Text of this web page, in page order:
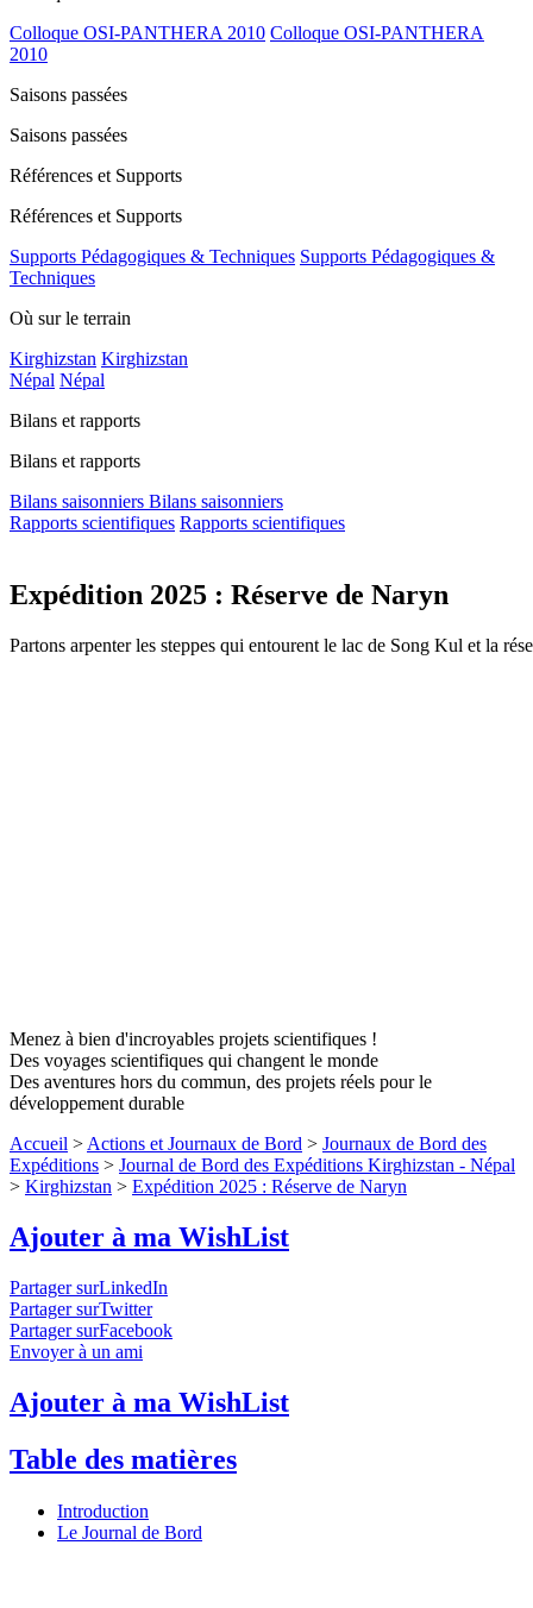
Colloque OSI-PANTHERA 2010 Colloque OSI-PANTHERA
2010
Saisons passées
Saisons passées
Références et Supports
Références et Supports
Supports Pédagogiques & Techniques Supports Pédagogiques &
Techniques
Où sur le terrain
Kirghizstan Kirghizstan
Népal Népal
Bilans et rapports
Bilans et rapports
Bilans saisonniers Bilans saisonniers
Rapports scientifiques Rapports scientifiques
Expédition 2025 : Réserve de Naryn
Partons arpenter les steppes qui entourent le lac de Song Kul et la
Menez à bien d'incroyables projets scientifiques !
Des voyages scientifiques qui changent le monde
Des aventures hors du commun, des projets réels pour le
développement durable
Accueil > Actions et Journaux de Bord > Journaux de Bord des
Expéditions > Journal de Bord des Expéditions Kirghizstan - Népal
> Kirghizstan > Expédition 2025 : Réserve de Naryn
Ajouter à ma WishList
Partager surLinkedIn
Partager surTwitter
Partager surFacebook
Envoyer à un ami
Ajouter à ma WishList
Table des matières
Introduction
Le Journal de Bord